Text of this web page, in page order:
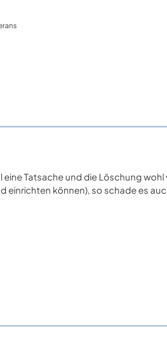
Tatsache und die Löschung
einrichten können), so schade es